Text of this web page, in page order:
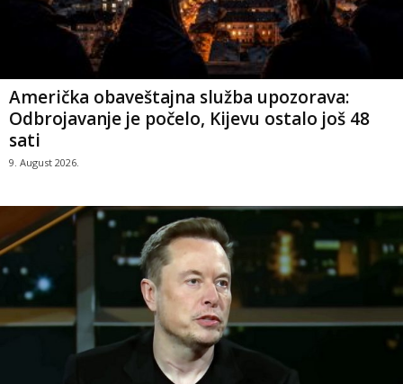
Američka obaveštajna služba upozorava:
Odbrojavanje je počelo, Kijevu ostalo još 48
sati
9. August 2026.